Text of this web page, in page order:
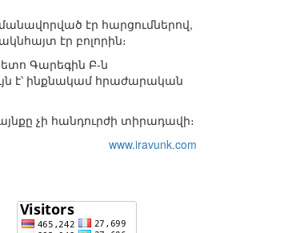
էր հարցումներով,
էր բոլորին։
Գարեգին Բ-ն
է՝ ինքնակամ հրաժարական
չի հանդուրժի տիրադավի։
www.iravunk.com